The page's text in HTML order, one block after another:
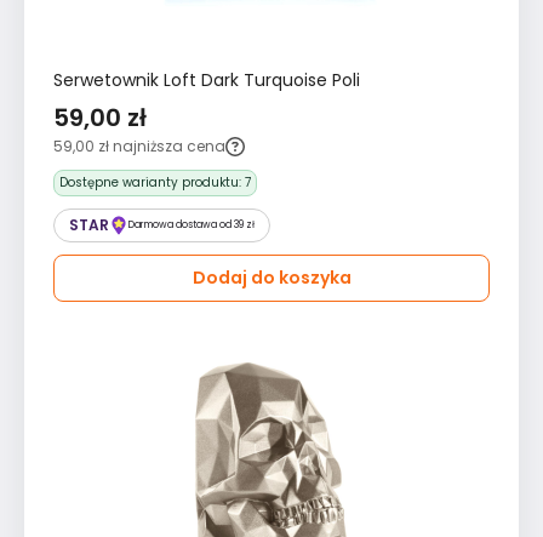
Serwetownik Loft Dark Turquoise Poli
59,00 zł
59,00 zł najniższa cena
Dostępne warianty produktu: 7
STAR Darmowa dostawa od 39 zł
Dodaj do koszyka